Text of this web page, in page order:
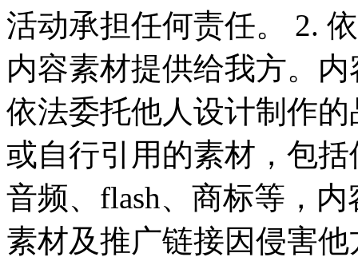
活动承担任何责任。 2.
内容素材提供给我方。
依法委托他人设计制作
或自行引用的素材，包
音频、flash、商标等，
素材及推广链接因侵害